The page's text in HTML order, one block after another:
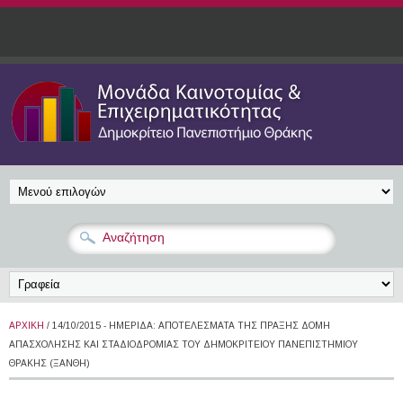
Παράκαμψη προς το κυρίως περιεχόμενο
ΑΡΧΙΚΉ / 14/10/2015 - ΗΜΕΡΊΔΑ: ΑΠΟΤΕΛΈΣΜΑΤΑ ΤΗΣ ΠΡΆΞΗΣ ΔΟΜΉ
ΑΠΑΣΧΌΛΗΣΗΣ ΚΑΙ ΣΤΑΔΙΟΔΡΟΜΊΑΣ ΤΟΥ ΔΗΜΟΚΡΙΤΕΊΟΥ ΠΑΝΕΠΙΣΤΗΜΊΟΥ
ΘΡΆΚΗΣ (ΞΆΝΘΗ)